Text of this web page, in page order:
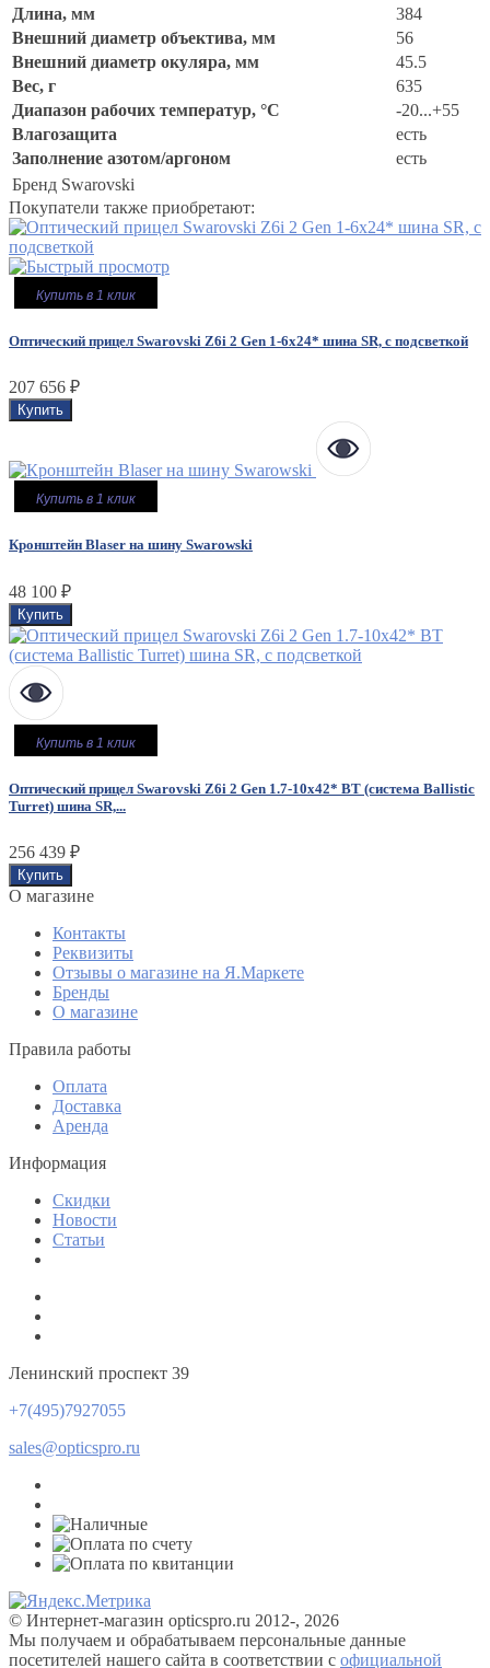
Длина, мм
384
Внешний диаметр объектива, мм
56
Внешний диаметр окуляра, мм
45.5
Вес, г
635
Диапазон рабочих температур, °C
-20...+55
Влагозащита
есть
Заполнение азотом/аргоном
есть
Бренд Swarovski
Покупатели также приобретают:
Купить в 1 клик
Оптический прицел Swarovski Z6i 2 Gen 1-6x24* шина SR, с подсветкой
207 656 ₽
Купить в 1 клик
Кронштейн Blaser на шину Swarowski
48 100 ₽
Купить в 1 клик
Оптический прицел Swarovski Z6i 2 Gen 1.7-10x42* BT (система Ballistic
Turret) шина SR,...
256 439 ₽
O магазине
Контакты
Реквизиты
Отзывы о магазине на Я.Маркете
Бренды
О магазине
Правила работы
Оплата
Доставка
Аренда
Информация
Скидки
Новости
Статьи
Ленинский проспект 39
+7(495)7927055
sales@opticspro.ru
© Интернет-магазин opticspro.ru 2012-, 2026
Мы получаем и обрабатываем персональные данные
посетителей нашего сайта в соответствии с официальной